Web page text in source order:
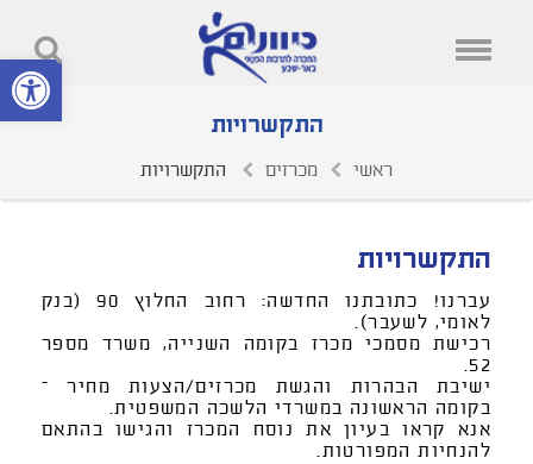
פתח סרגל
התקשרויות
ראשי מכרזים התקשרויות
התקשרויות
עברנו! כתובתנו החדשה: רחוב החלוץ 90 (בנק
לאומי, לשעבר).
רכישת מסמכי מכרז בקומה השנייה, משרד מספר
52.
ישיבת הבהרות והגשת מכרזים/הצעות מחיר –
בקומה הראשונה במשרדי הלשכה המשפטית.
אנא קראו בעיון את נוסח המכרז והגישו בהתאם
להנחיות המפורטות.